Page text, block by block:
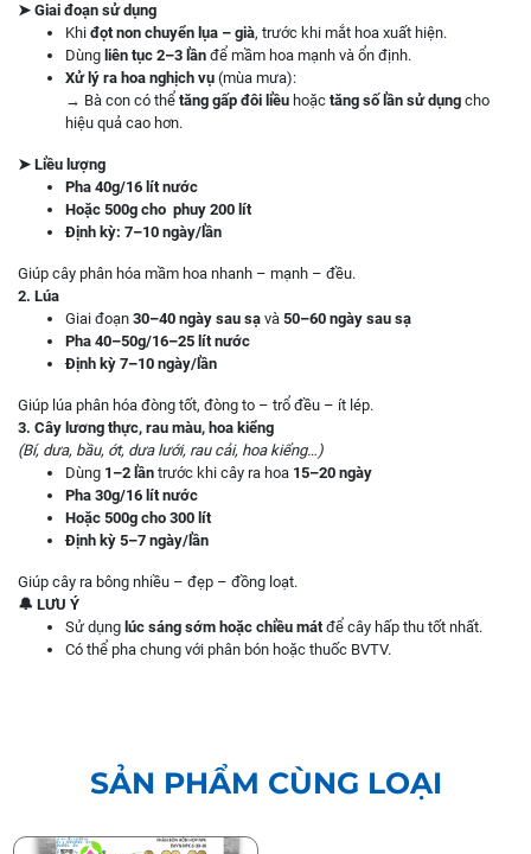
➤ Giai đoạn sử dụng
Khi đọt non chuyển lụa – già, trước khi mắt hoa xuất hiện.
Dùng liên tục 2–3 lần để mầm hoa mạnh và ổn định.
Xử lý ra hoa nghịch vụ (mùa mưa):
→ Bà con có thể tăng gấp đôi liều hoặc tăng số lần sử dụng cho
hiệu quả cao hơn.
➤ Liều lượng
Pha 40g/16 lít nước
Hoặc 500g cho phuy 200 lít
Định kỳ: 7–10 ngày/lần
Giúp cây phân hóa mầm hoa nhanh – mạnh – đều.
2. Lúa
Giai đoạn 30–40 ngày sau sạ và 50–60 ngày sau sạ
Pha 40–50g/16–25 lít nước
Định kỳ 7–10 ngày/lần
Giúp lúa phân hóa đòng tốt, đòng to – trổ đều – ít lép.
3. Cây lương thực, rau màu, hoa kiểng
(Bí, dưa, bầu, ớt, dưa lưới, rau cải, hoa kiểng…)
Dùng 1–2 lần trước khi cây ra hoa 15–20 ngày
Pha 30g/16 lít nước
Hoặc 500g cho 300 lít
Định kỳ 5–7 ngày/lần
Giúp cây ra bông nhiều – đẹp – đồng loạt.
🔔 LƯU Ý
Sử dụng lúc sáng sớm hoặc chiều mátđể cây hấp thu tốt nhất.
Có thể pha chung với phân bón hoặc thuốc BVTV.
SẢN PHẨM CÙNG LOẠI